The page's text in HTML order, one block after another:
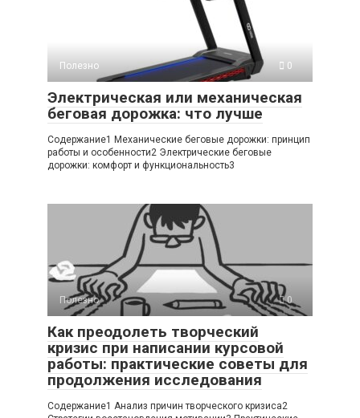
Полезно 0
Электрическая или механическая
беговая дорожка: что лучше
Содержание1 Механические беговые дорожки: принцип
работы и особенности2 Электрические беговые
дорожки: комфорт и функциональность3
Полезно 0
Как преодолеть творческий
кризис при написании курсовой
работы: практические советы для
продолжения исследования
Содержание1 Анализ причин творческого кризиса2